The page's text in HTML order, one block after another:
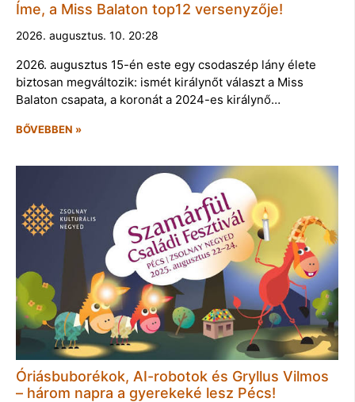
Íme, a Miss Balaton top12 versenyzője!
2026. augusztus. 10. 20:28
2026. augusztus 15-én este egy csodaszép lány élete
biztosan megváltozik: ismét királynőt választ a Miss
Balaton csapata, a koronát a 2024-es királynő…
BŐVEBBEN »
Óriásbuborékok, AI-robotok és Gryllus Vilmos
– három napra a gyerekeké lesz Pécs!